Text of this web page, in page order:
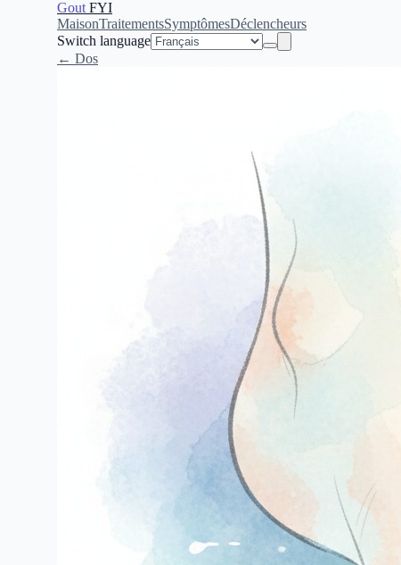
Gout FYI
MaisonTraitementsSymptômesDéclencheurs
Switch language
← Dos